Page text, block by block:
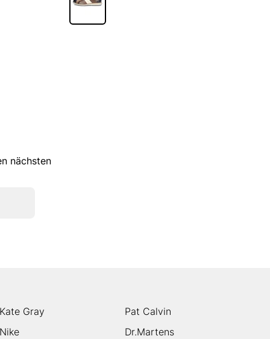
nächsten
Gray
Pat Calvin
Dr.Martens